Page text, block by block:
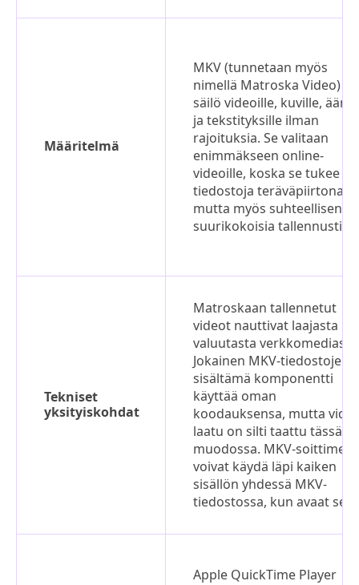
Määritelmä
MKV (tunnetaan myös
nimellä Matroska Video) on
säilö videoille, kuville,
ja tekstityksille ilman
rajoituksia. Se valitaan
enimmäkseen online-
videoille, koska se tukee
tiedostoja teräväpiirtona,
mutta myös suhteellisen
suurikokoisia
Tekniset
yksityiskohdat
Matroskaan tallennetut
videot nauttivat laajasta
valuutasta
Jokainen MKV-tiedostojen
sisältämä komponentti
käyttää oman
koodauksensa, mutta
laatu on silti taattu tässä
muodossa. MKV-soittimet
voivat käydä läpi kaiken
sisällön yhdessä MKV-
tiedostossa, kun avaat sen.
Apple QuickTime Player